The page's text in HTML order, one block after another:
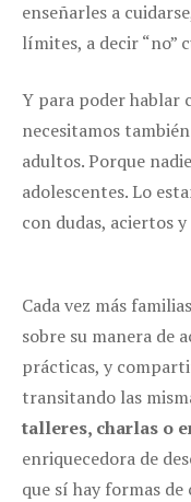
enseñarles a
límites, a decir “no”
Y para poder hablar
necesitamos
adultos. Porque
adolescentes. Lo
con dudas, aciertos
Cada vez más
sobre su manera de
prácticas, y
transitando las
talleres, charlas o
enriquecedora de
que sí hay formas